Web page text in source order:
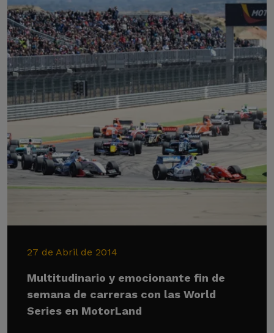
27 de Abril de 2014
Multitudinario y emocionante fin de
semana de carreras con las World
Series en MotorLand